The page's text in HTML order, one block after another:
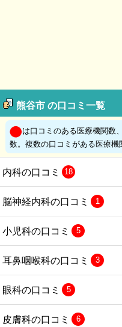
熊谷市 の口コミ一覧
は口コミのある医療機関数、
数。複数の口コミがある医療機
内科の口コミ 18
脳神経内科の口コミ 1
小児科の口コミ 5
耳鼻咽喉科の口コミ 3
眼科の口コミ 5
皮膚科の口コミ 6